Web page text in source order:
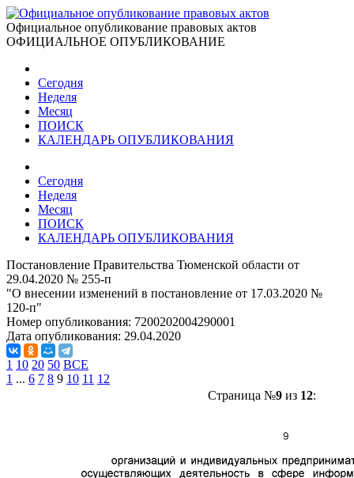
Официальное опубликование правовых актов
ОФИЦИАЛЬНОЕ ОПУБЛИКОВАНИЕ
Сегодня
Неделя
Месяц
ПОИСК
КАЛЕНДАРЬ ОПУБЛИКОВАНИЯ
Сегодня
Неделя
Месяц
ПОИСК
КАЛЕНДАРЬ ОПУБЛИКОВАНИЯ
Постановление Правительства Тюменской области от
29.04.2020 № 255-п
"О внесении изменений в постановление от 17.03.2020 №
120-п"
Номер опубликования: 7200202004290001
Дата опубликования: 29.04.2020
1 10 20 50 ВСЕ
1 ... 6 7 8 9 10 11 12
Страница №9из 12: